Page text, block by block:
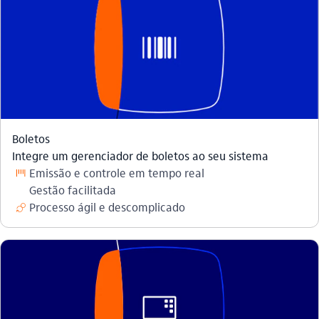
Boletos
Integre um gerenciador de boletos ao seu sistema
codigo_de_barras Emissão e controle em tempo real
Gestão facilitada
conti_negocios Processo ágil e descomplicado